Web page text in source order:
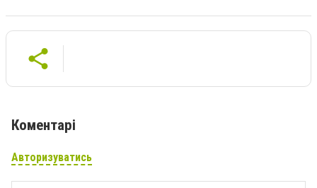
Коментарі
Авторизуватись